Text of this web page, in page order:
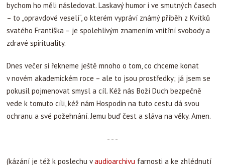
bychom ho měli následovat. Laskavý humor i ve smutných časech
– to „opravdové veselí“, o kterém vypráví známý příběh z Kvítků
svatého Františka – je spolehlivým znamením vnitřní svobody a
zdravé spirituality.
Dnes večer si řekneme ještě mnoho o tom, co chceme konat
v novém akademickém roce – ale to jsou prostředky; já jsem se
pokusil pojmenovat smysl a cíl. Kéž nás Boží Duch bezpečně
vede k tomuto cíli, kéž nám Hospodin na tuto cestu dá svou
ochranu a své požehnání. Jemu buď čest a sláva na věky. Amen.
- - -
(kázání je též k poslechu vaudioarchivu farnosti a ke zhlédnutí